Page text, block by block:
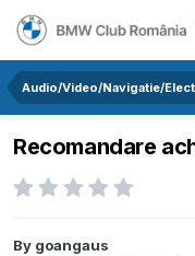
Audio/Video/Navigatie/
Recomandare
By goangaus